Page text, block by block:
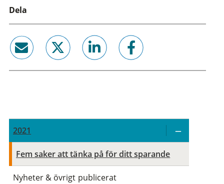
Dela
2021
Fem saker att tänka på för ditt sparande
Nyheter & övrigt publicerat